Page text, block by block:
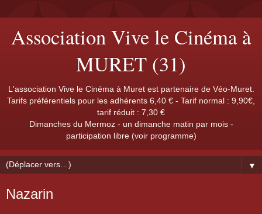
Association Vive le Cinéma à
MURET (31)
L'association Vive le Cinéma à Muret est partenaire de Véo-Muret.
Tarifs préférentiels pour les adhérents 6,40 € - Tarif normal : 9,90€,
tarif réduit : 7,30 €
Dimanches du Mermoz - un dimanche matin par mois -
participation libre (voir programme)
▼
Nazarin